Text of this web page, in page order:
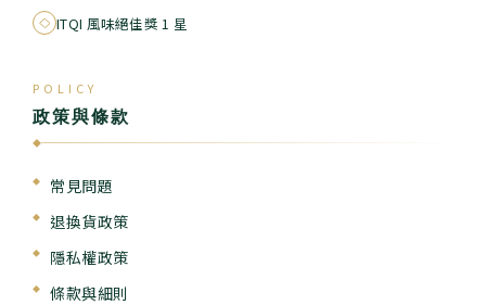
ITQI 風味絕佳獎 1 星
POLICY
政策與條款
◆
常見問題
退換貨政策
隱私權政策
條款與細則